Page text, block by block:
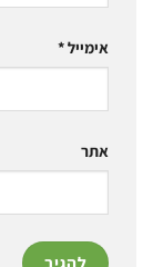
אימייל*
אתר